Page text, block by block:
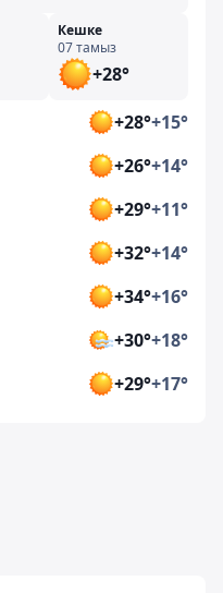
Кешке
07 тамыз
+28°
+28°+15°
+26°+14°
+29°+11°
+32°+14°
+34°+16°
+30°+18°
+29°+17°